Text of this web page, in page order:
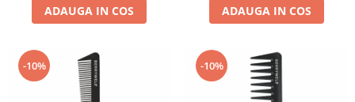
ADAUGA IN COS ADAUGA IN COS
-10% -10%